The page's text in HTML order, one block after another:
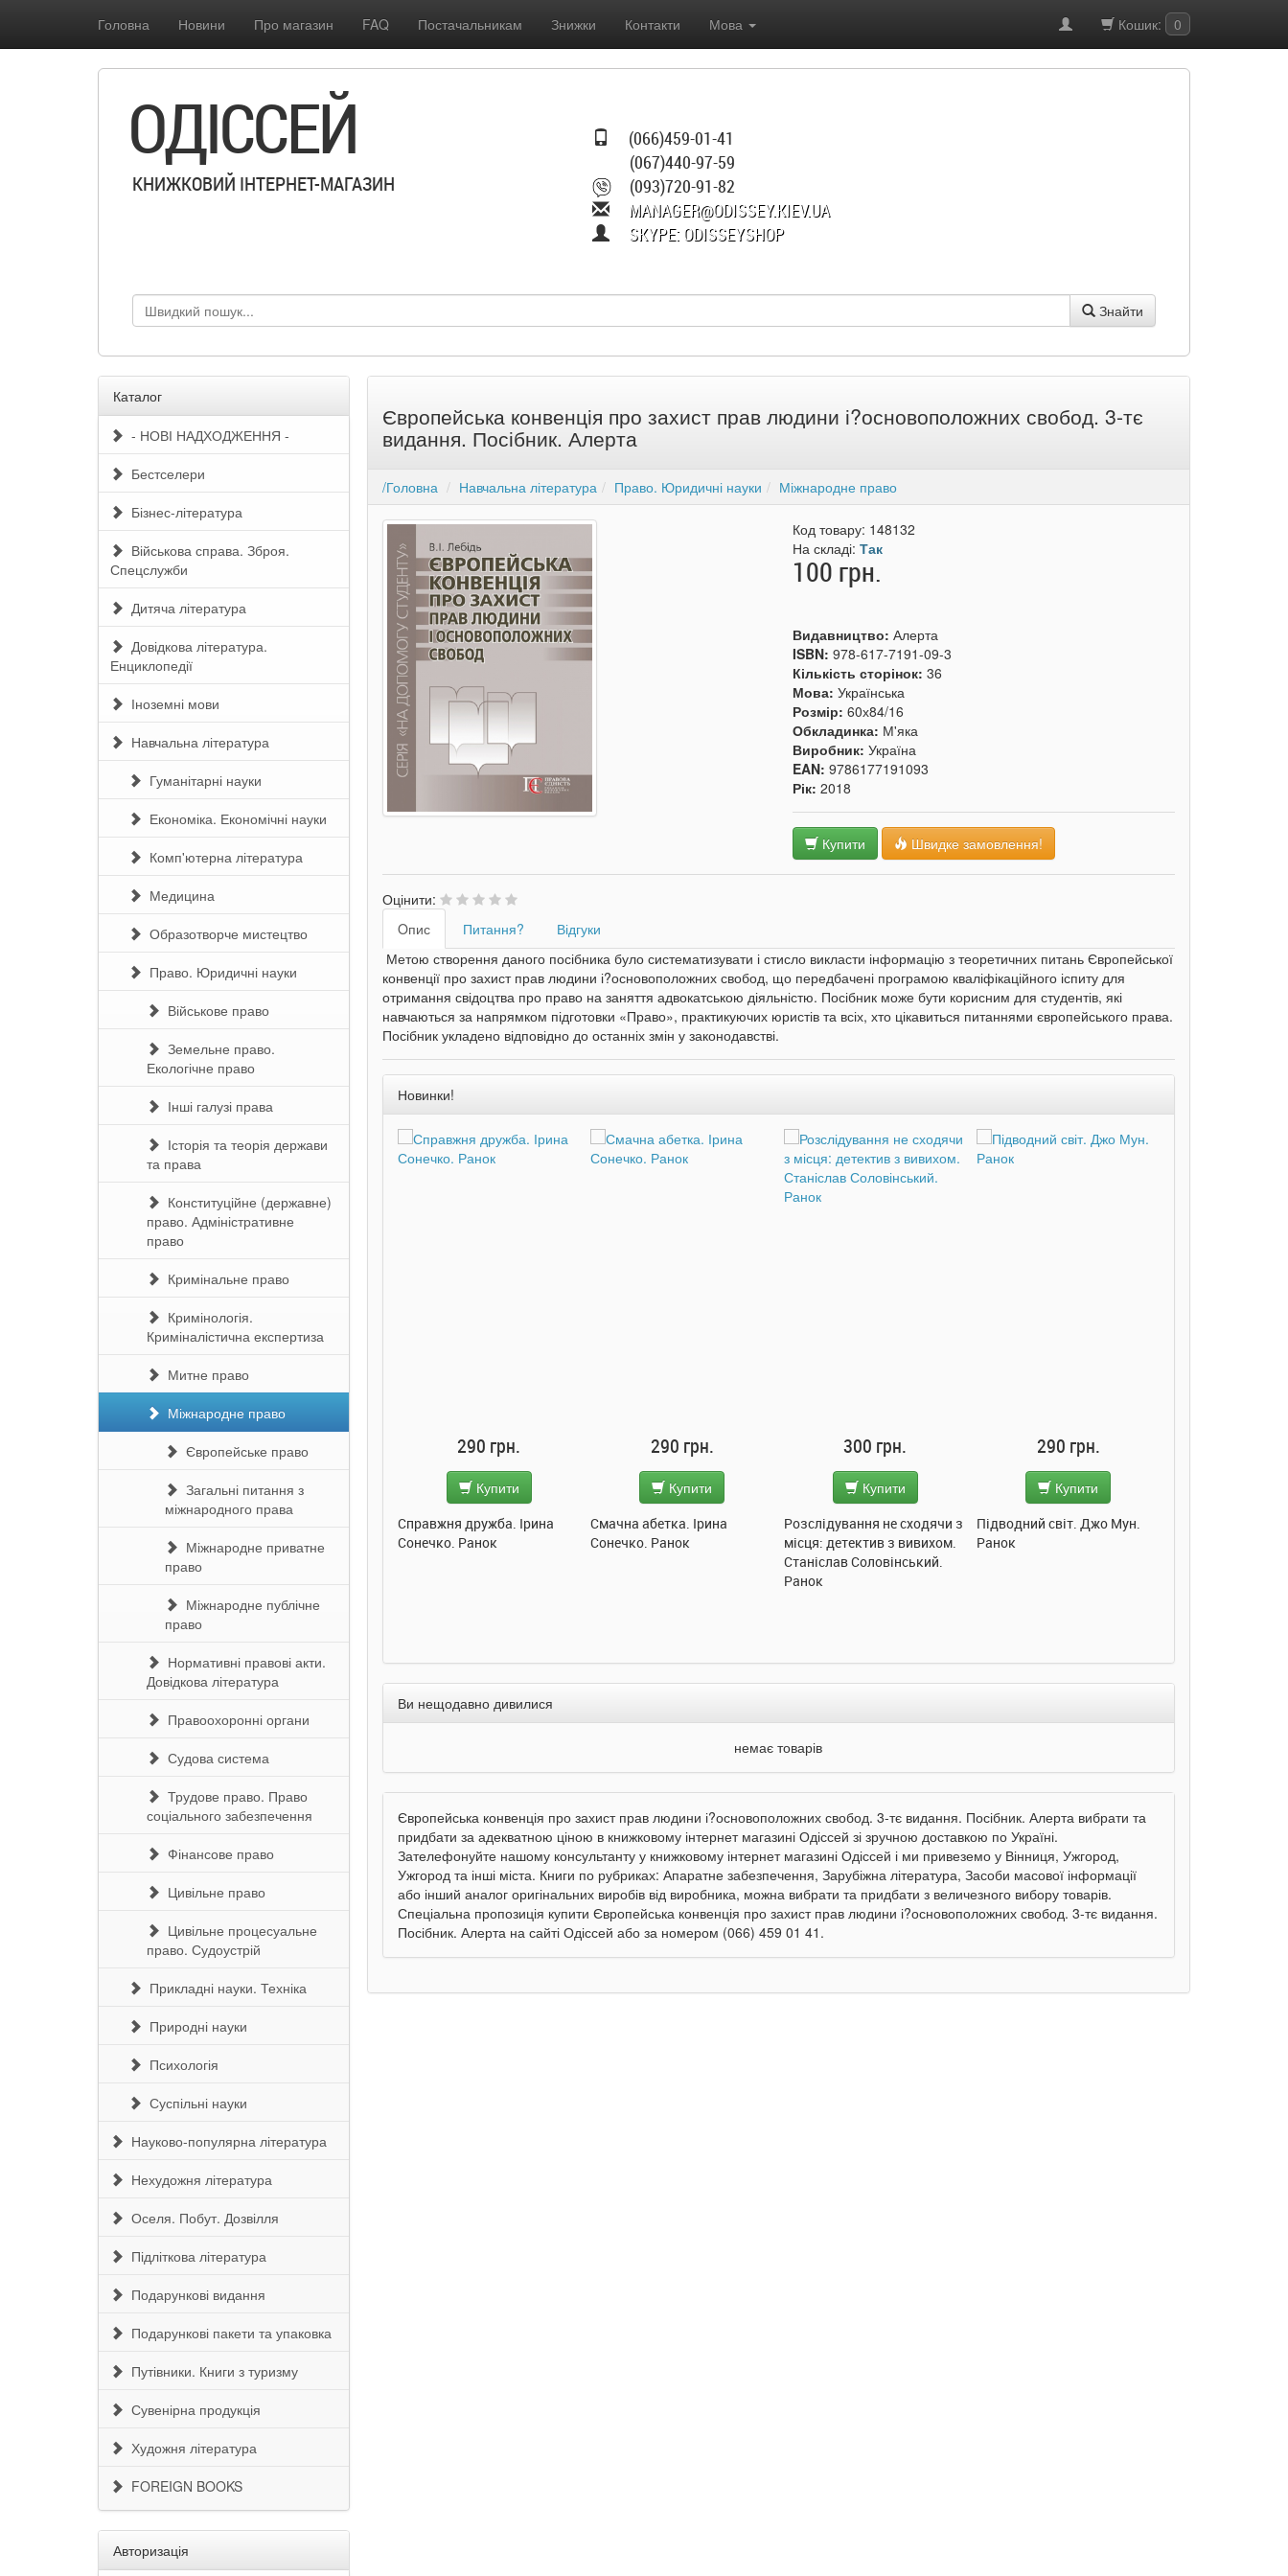
Головна Новини Про магазин FAQ Постачальникам Знижки Контакти Мова Кошик: 0
(066)459-01-41
(067)440-97-59
(093)720-91-82
MANAGER@ODISSEY.KIEV.UA
SKYPE: ODISSEYSHOP
ОДІССЕЙ
КНИЖКОВИЙ ІНТЕРНЕТ-МАГАЗИН
Знайти
Каталог
- НОВІ НАДХОДЖЕННЯ -
Бестселери
Бізнес-література
Військова справа. Зброя.
Спецслужби
Дитяча література
Довідкова література.
Енциклопедії
Іноземні мови
Навчальна література
Гуманітарні науки
Економіка. Економічні науки
Комп'ютерна література
Медицина
Образотворче мистецтво
Право. Юридичні науки
Військове право
Земельне право.
Екологічне право
Інші галузі права
Історія та теорія держави
та права
Конституційне (державне)
право. Адміністративне
право
Кримінальне право
Кримінологія.
Криміналістична експертиза
Митне право
Міжнародне право
Європейське право
Загальні питання з
міжнародного права
Міжнародне приватне
право
Міжнародне публічне
право
Нормативні правові акти.
Довідкова література
Правоохоронні органи
Судова система
Трудове право. Право
соціального забезпечення
Фінансове право
Цивільне право
Цивільне процесуальне
право. Судоустрій
Прикладні науки. Техніка
Природні науки
Психологія
Суспільні науки
Науково-популярна література
Нехудожня література
Оселя. Побут. Дозвілля
Підліткова література
Подарункові видання
Подарункові пакети та упаковка
Путівники. Книги з туризму
Сувенірна продукція
Художня література
FOREIGN BOOKS
Авторизація
Європейська конвенція про захист прав людини і?основоположних свобод. 3-тє
видання. Посібник. Алерта
/Головна Навчальна література Право. Юридичні науки Міжнародне право
Код товару: 148132
На складі:Так
100 грн.
Видавництво:Алерта
ISBN:978-617-7191-09-3
Кількість сторінок:36
Мова:Українська
Розмір:60х84/16
Обкладинка: М'яка
Виробник:Україна
EAN:9786177191093
Рік:2018
Купити Швидке замовлення!
Оцінити:
Oпис
Питання?
Відгуки
Метою створення даного посібника було систематизувати і стисло викласти інформацію з теоретичних питань Європейської
конвенції про захист прав людини і?основоположних свобод, що передбачені програмою кваліфікаційного іспиту для
отримання свідоцтва про право на заняття адвокатською діяльністю. Посібник може бути корисним для студентів, які
навчаються за напрямком підготовки «Право», практикуючих юристів та всіх, хто цікавиться питаннями європейського права.
Посібник укладено відповідно до останніх змін у законодавстві.
Новинки!
290 грн.
Купити
Справжня дружба. Ірина
Сонечко. Ранок
290 грн.
Купити
Смачна абетка. Ірина
Сонечко. Ранок
300 грн.
Купити
Розслідування не сходячи з
місця: детектив з вивихом.
290 грн.
Купити
Підводний світ. Джо Мун.
Ранок
285 грн.
Купити
Моє любе кошеня. Олена
Пуляєва. Ранок
Ви нещодавно дивилися
немає товарів
Європейська конвенція про захист прав людини і?основоположних свобод. 3-тє видання. Посібник. Алерта вибрати та
придбати за адекватною ціною в книжковому інтернет магазині Одіссей зі зручною доставкою по Україні.
Зателефонуйте нашому консультанту у книжковому інтернет магазині Одіссей і ми привеземо у Вінниця, Ужгород,
Ужгород та інші міста. Книги по рубриках: Апаратне забезпечення, Зарубіжна література, Засоби масової інформації
або інший аналог оригінальних виробів від виробника, можна вибрати та придбати з величезного вибору товарів.
Спеціальна пропозиція купити Європейська конвенція про захист прав людини і?основоположних свобод. 3-тє видання.
Посібник. Алерта на сайті Одіссей або за номером (066) 459 01 41.